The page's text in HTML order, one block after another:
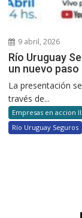
9 abril, 2026
Río Uruguay
un nuevo
La presentación
través de...
Empresas en accion II
Río Uruguay Seguros